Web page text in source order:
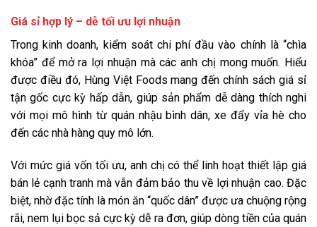
Giá sỉ hợp lý – dễ tối ưu lợi nhuận
Trong kinh doanh, kiểm soát chi phí đầu vào chính là “chìa
khóa” để mở ra lợi nhuận mà các anh chị mong muốn. Hiểu
được điều đó, Hùng Việt Foods mang đến chính sách giá sỉ
tận gốc cực kỳ hấp dẫn, giúp sản phẩm dễ dàng thích nghi
với mọi mô hình từ quán nhậu bình dân, xe đẩy vỉa hè cho
đến các nhà hàng quy mô lớn.
Với mức giá vốn tối ưu, anh chị có thể linh hoạt thiết lập giá
bán lẻ cạnh tranh mà vẫn đảm bảo thu về lợi nhuận cao. Đặc
biệt, nhờ đặc tính là món ăn “quốc dân” được ưa chuộng rộng
rãi, nem lụi bọc sả cực kỳ dễ ra đơn, giúp dòng tiền của quán